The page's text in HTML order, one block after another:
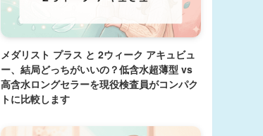
メダリスト プラス と 2ウィーク アキュビュ
ー、結局どっちがいいの？低含水超薄型 vs
高含水ロングセラーを現役検査員がコンパク
トに比較します